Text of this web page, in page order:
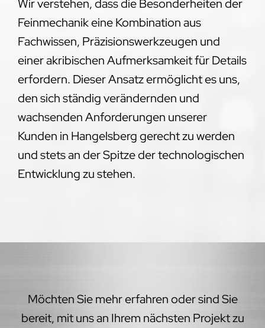
Wir verstehen, dass die Besonderheiten der
Feinmechanik eine Kombination aus
Fachwissen, Präzisionswerkzeugen und
einer akribischen Aufmerksamkeit für Details
erfordern. Dieser Ansatz ermöglicht es uns,
den sich ständig verändernden und
wachsenden Anforderungen unserer
Kunden in Hangelsberg gerecht zu werden
und stets an der Spitze der technologischen
Entwicklung zu stehen.
Möchten Sie mehr erfahren oder sind Sie
bereit, mit uns an Ihrem nächsten Projekt zu